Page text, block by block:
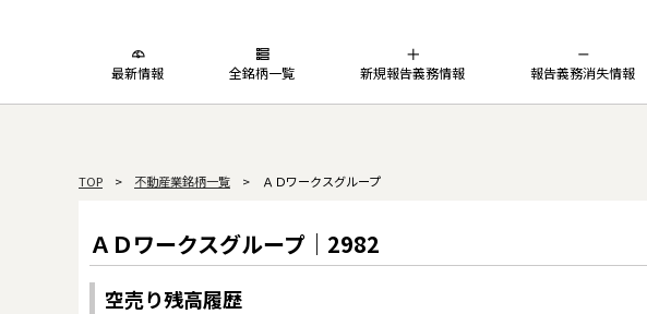
最新情報 全銘柄一覧 新規報告義務情報 報告義務消失情報
TOP > 不動産業銘柄一覧 > ＡＤワークスグループ
ＡＤワークスグループ｜2982
空売り残高履歴